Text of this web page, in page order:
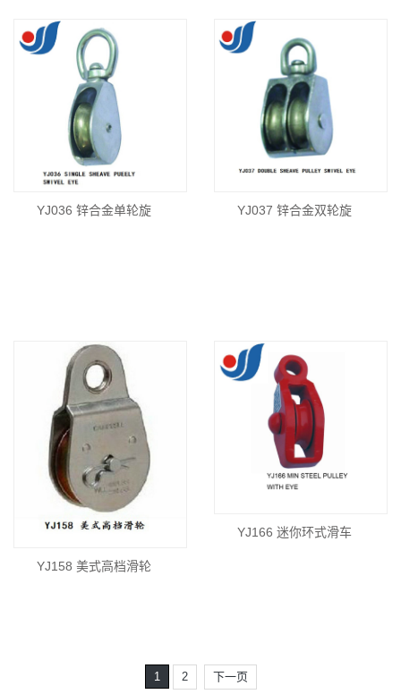
YJ036 锌合金单轮旋 YJ037 锌合金双轮旋
YJ158 美式高档滑轮
YJ166 迷你环式滑车
1 2 下一页